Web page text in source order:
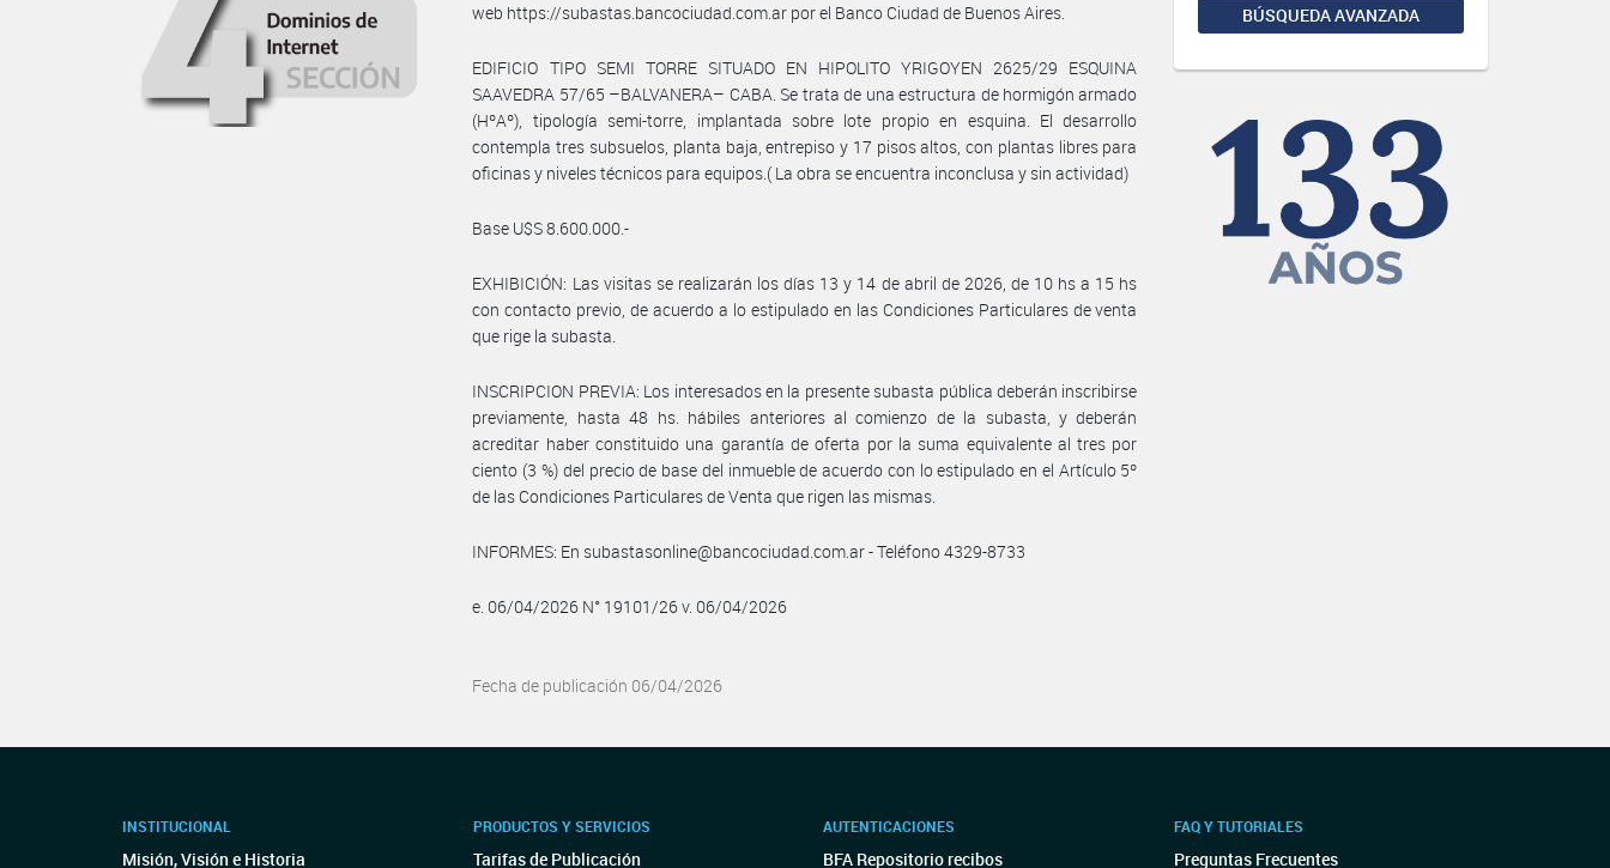
BÚSQUEDA AVANZADA
web https://subastas.bancociudad.com.ar por el Banco Ciudad de Buenos Aires.
EDIFICIO TIPO SEMI TORRE SITUADO EN HIPOLITO YRIGOYEN 2625/29 ESQUINA
SAAVEDRA 57/65 –BALVANERA– CABA. Se trata de una estructura de hormigón armado
(HºAº), tipología semi-torre, implantada sobre lote propio en esquina. El desarrollo
contempla tres subsuelos, planta baja, entrepiso y 17 pisos altos, con plantas libres para
oficinas y niveles técnicos para equipos.( La obra se encuentra inconclusa y sin actividad)
Base U$S 8.600.000.-
EXHIBICIÓN: Las visitas se realizarán los días 13 y 14 de abril de 2026, de 10 hs a 15 hs
con contacto previo, de acuerdo a lo estipulado en las Condiciones Particulares de venta
que rige la subasta.
INSCRIPCION PREVIA: Los interesados en la presente subasta pública deberán inscribirse
previamente, hasta 48 hs. hábiles anteriores al comienzo de la subasta, y deberán
acreditar haber constituido una garantía de oferta por la suma equivalente al tres por
ciento (3 %) del precio de base del inmueble de acuerdo con lo estipulado en el Artículo 5º
de las Condiciones Particulares de Venta que rigen las mismas.
INFORMES: En subastasonline@bancociudad.com.ar - Teléfono 4329-8733
e. 06/04/2026 N° 19101/26 v. 06/04/2026
Fecha de publicación 06/04/2026
INSTITUCIONAL
Misión, Visión e Historia
PRODUCTOS Y SERVICIOS
Tarifas de Publicación
AUTENTICACIONES
BFA Repositorio recibos
FAQ Y TUTORIALES
Preguntas Frecuentes